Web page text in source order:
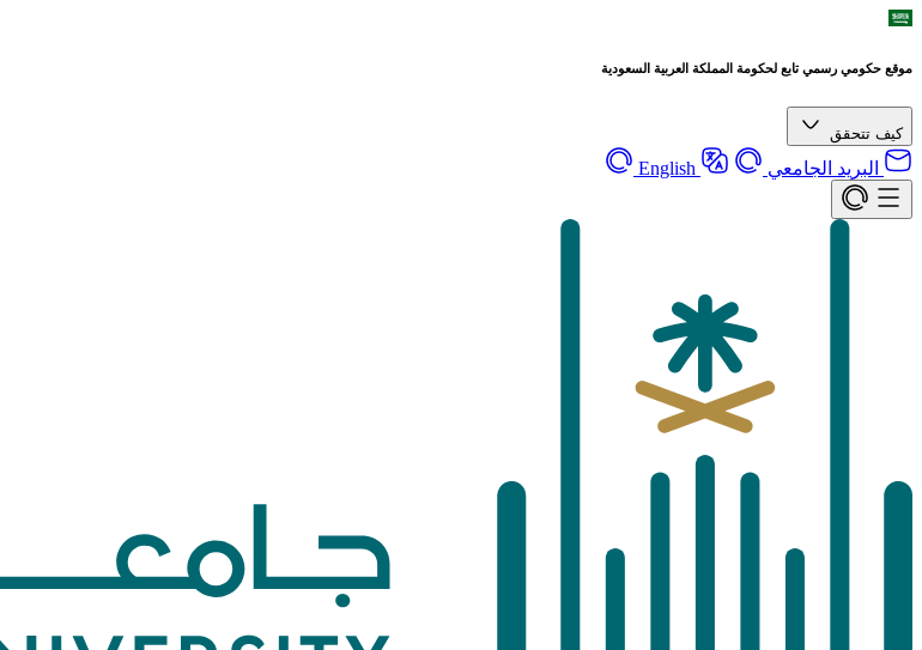
موقع حكومي رسمي تابع لحكومة المملكة العربية السعودية
كيف تتحقق
البريد الجامعي English